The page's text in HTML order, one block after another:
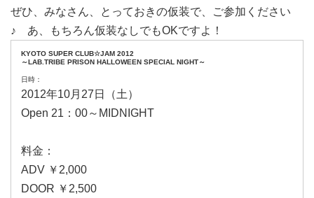
ぜひ、みなさん、とっておきの仮装で、ご参加ください
♪ あ、もちろん仮装なしでもOKですよ！
KYOTO SUPER CLUB☆JAM 2012
～LAB.TRIBE PRISON HALLOWEEN SPECIAL NIGHT～
日時：
2012年10月27日（土）
Open 21：00～MIDNIGHT
料金：
ADV ￥2,000
DOOR ￥2,500